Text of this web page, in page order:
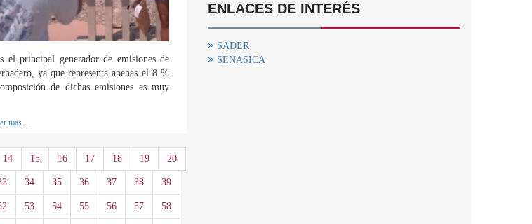
el principal generador de emisiones de
ya que representa apenas el 8 %
de dichas emisiones es muy
mas...
14 15 16 17 18 19 20
34 35 36 37 38 39
53 54 55 56 57 58
ENLACES DE INTERÉS
SADER
SENASICA